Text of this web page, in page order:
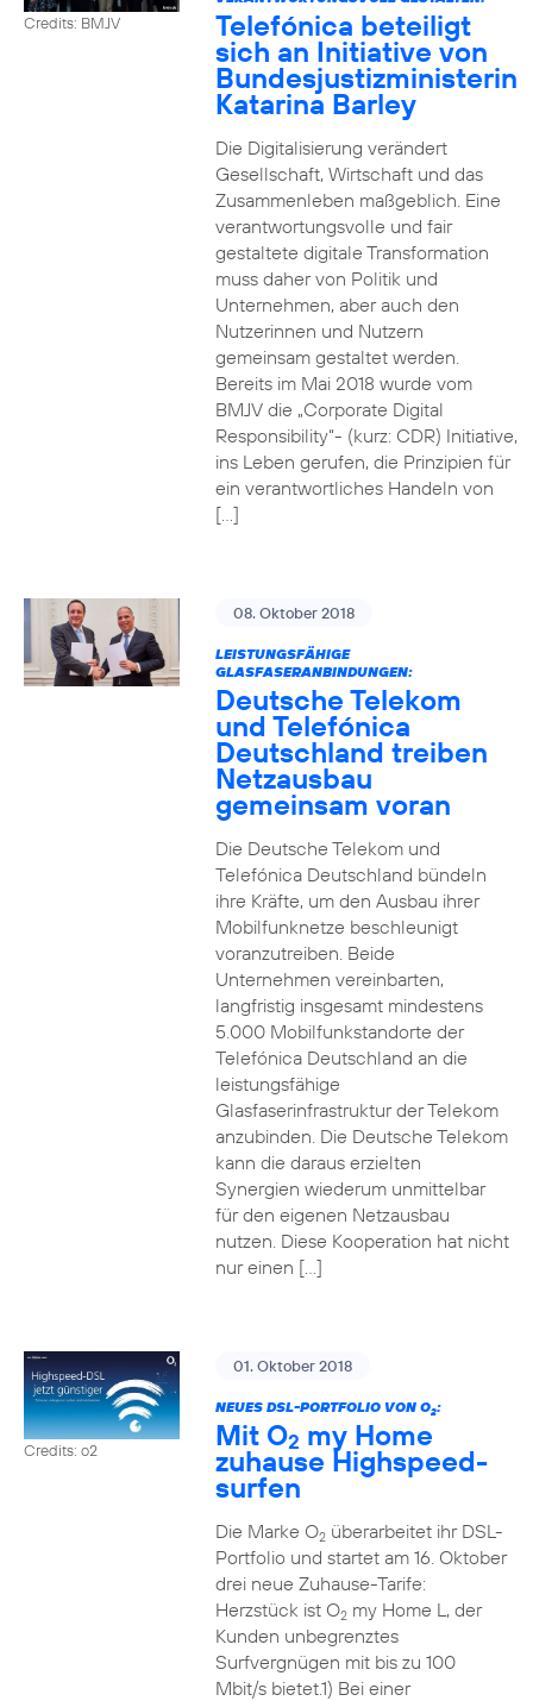
Credits: BMJV Telefónica beteiligt
sich an Initiative von
Bundesjustizministerin
Katarina Barley
Die Digitalisierung verändert
Gesellschaft, Wirtschaft und das
Zusammenleben maßgeblich. Eine
verantwortungsvolle und fair
gestaltete digitale Transformation
muss daher von Politik und
Unternehmen, aber auch den
Nutzerinnen und Nutzern
gemeinsam gestaltet werden.
Bereits im Mai 2018 wurde vom
BMJV die „Corporate Digital
Responsibility“- (kurz: CDR) Initiative,
ins Leben gerufen, die Prinzipien für
ein verantwortliches Handeln von
[…]
08. Oktober 2018
LEISTUNGSFÄHIGE
GLASFASERANBINDUNGEN:
Deutsche Telekom
und Telefónica
Deutschland treiben
Netzausbau
gemeinsam voran
Die Deutsche Telekom und
Telefónica Deutschland bündeln
ihre Kräfte, um den Ausbau ihrer
Mobilfunknetze beschleunigt
voranzutreiben. Beide
Unternehmen vereinbarten,
langfristig insgesamt mindestens
5.000 Mobilfunkstandorte der
Telefónica Deutschland an die
leistungsfähige
Glasfaserinfrastruktur der Telekom
anzubinden. Die Deutsche Telekom
kann die daraus erzielten
Synergien wiederum unmittelbar
für den eigenen Netzausbau
nutzen. Diese Kooperation hat nicht
nur einen […]
Credits: o2
01. Oktober 2018
NEUES DSL-PORTFOLIO VON O2:
Mit O2 my Home
zuhause Highspeed-
surfen
Die Marke O2überarbeitet ihr DSL-
Portfolio und startet am 16. Oktober
drei neue Zuhause-Tarife:
Herzstück ist O2my Home L, der
Kunden unbegrenztes
Surfvergnügen mit bis zu 100
Mbit/s bietet.1) Bei einer